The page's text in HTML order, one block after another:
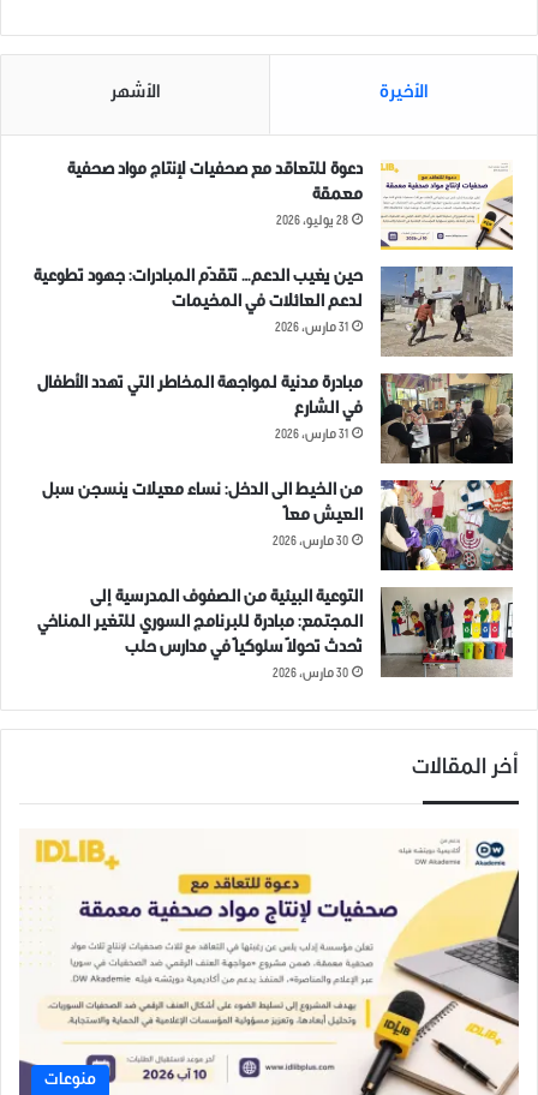
في "فيديوهات عامة"
11 أبريل، 2019
متظاهرون ينتقدون حكومتي
“الإنقاذ والمؤقتة” والفصائل في
مخيمات الكرامة ببلدة أطمة
بريف إدلب الشمالي.
4 سبتمبر، 2021
في "فيديو"
ادلب حماه موسم الحصاد
الأخيرة الأشهر
دعوة للتعاقد مع صحفيات لإنتاج مواد صحفية
معمقة
28 يوليو، 2026
حين يغيب الدعم… تتقدّم المبادرات: جهود تطوعية
لدعم العائلات في المخيمات
31 مارس، 2026
مبادرة مدنية لمواجهة المخاطر التي تهدد الأطفال
في الشارع
31 مارس، 2026
من الخيط الى الدخل: نساء معيلات ينسجن سبل
العيش معاً
30 مارس، 2026
التوعية البيئية من الصفوف المدرسية إلى
المجتمع: مبادرة للبرنامج السوري للتغير المناخي
تُحدث تحولاً سلوكياً في مدارس حلب
30 مارس، 2026
أخر المقالات
منوعات